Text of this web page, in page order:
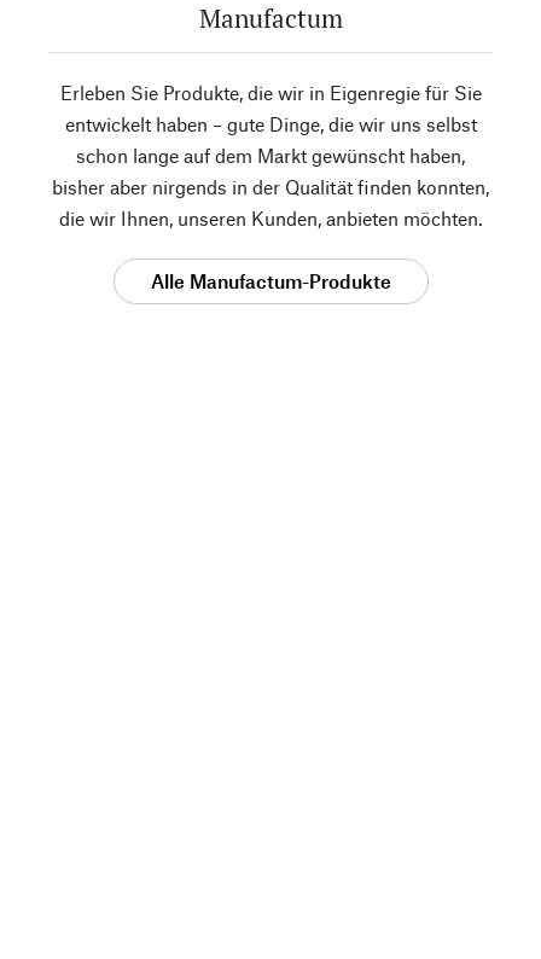
Manufactum
Erleben Sie Produkte, die wir in Eigenregie für Sie
entwickelt haben – gute Dinge, die wir uns selbst
schon lange auf dem Markt gewünscht haben,
bisher aber nirgends in der Qualität finden konnten,
die wir Ihnen, unseren Kunden, anbieten möchten.
Alle Manufactum-Produkte